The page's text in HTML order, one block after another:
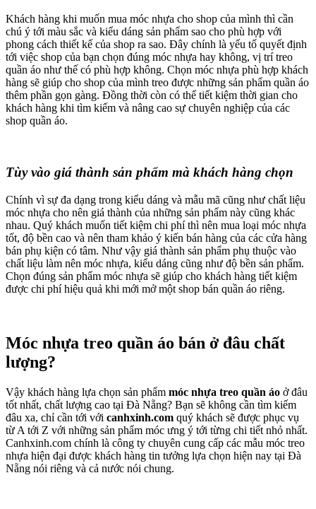
Khách hàng khi muốn mua móc nhựa cho shop của mình thì cần
chú ý tới màu sắc và kiểu dáng sản phẩm sao cho phù hợp với
phong cách thiết kế của shop ra sao. Đây chính là yếu tố quyết định
tới việc shop của bạn chọn đúng móc nhựa hay không, vị trí treo
quần áo như thế có phù hợp không. Chọn móc nhựa phù hợp khách
hàng sẽ giúp cho shop của mình treo được những sản phẩm quần áo
thêm phần gọn gàng. Đồng thời còn có thể tiết kiệm thời gian cho
khách hàng khi tìm kiếm và nâng cao sự chuyên nghiệp của các
shop quần áo.
Tùy vào giá thành sản phẩm mà khách hàng chọn
Chính vì sự đa dạng trong kiểu dáng và mẫu mã cũng như chất liệu
móc nhựa cho nên giá thành của những sản phẩm này cũng khác
nhau. Quý khách muốn tiết kiệm chi phí thì nên mua loại móc nhựa
tốt, độ bền cao và nên tham khảo ý kiến bán hàng của các cửa hàng
bán phụ kiện có tâm. Như vậy giá thành sản phẩm phụ thuộc vào
chất liệu làm nên móc nhựa, kiểu dáng cũng như độ bền sản phẩm.
Chọn đúng sản phẩm móc nhựa sẽ giúp cho khách hàng tiết kiệm
được chi phí hiệu quả khi mới mở một shop bán quần áo riêng.
Móc nhựa treo quần áo bán ở đâu chất
lượng?
Vậy khách hàng lựa chọn sản phẩm móc nhựa treo quần áo ở đâu
tốt nhất, chất lượng cao tại Đà Nẵng? Bạn sẽ không cần tìm kiếm
đâu xa, chỉ cần tới với canhxinh.com quý khách sẽ được phục vụ
từ A tới Z với những sản phẩm móc ưng ý tới từng chi tiết nhỏ nhất.
Canhxinh.com chính là công ty chuyên cung cấp các mẫu móc treo
nhựa hiện đại được khách hàng tin tưởng lựa chọn hiện nay tại Đà
Nẵng nói riêng và cả nước nói chung.